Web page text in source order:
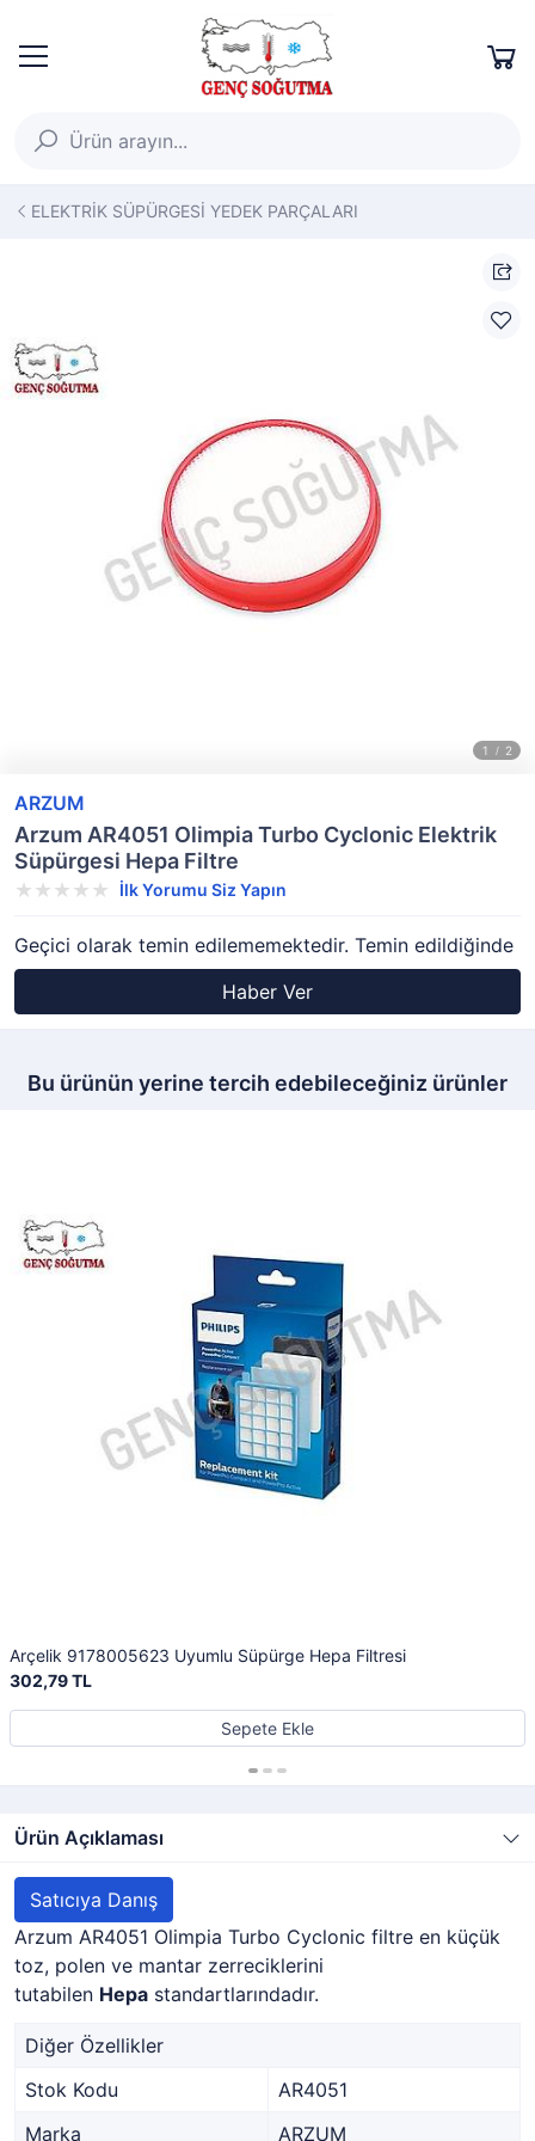
ELEKTRİK SÜPÜRGESİ YEDEK PARÇALARI
ARZUM
Arzum AR4051 Olimpia Turbo Cyclonic Elektrik
Süpürgesi Hepa Filtre
İlk Yorumu Siz Yapın
Geçici olarak temin edilememektedir. Temin edildiğinde
Haber Ver
Bu ürünün yerine tercih edebileceğiniz ürünler
Arçelik 9178005623 Uyumlu Süpürge Hepa Filtresi
302,79 TL
Sepete Ekle
Ürün Açıklaması
Satıcıya Danış
Arzum AR4051 Olimpia Turbo Cyclonic filtre en küçük
toz, polen ve mantar zerreciklerini
tutabilen Hepa standartlarındadır.
Diğer Özellikler
Stok Kodu
AR4051
Marka
ARZUM